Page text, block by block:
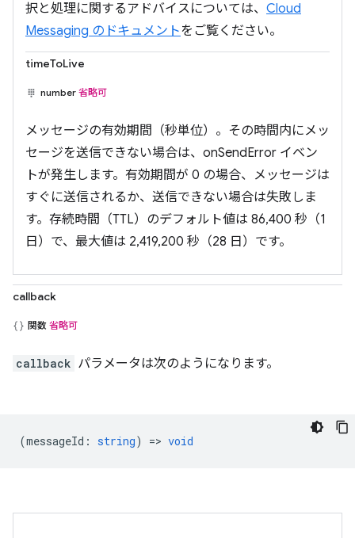
択と処理に関するアドバイスについては、 Cloud
Messaging のドキュメントをご覧ください。
timeToLive
number 省略可
メッセージの有効期間（秒単位）。その時間内にメッ
セージを送信できない場合は、onSendError イベン
トが発生します。有効期間が 0 の場合、メッセージは
すぐに送信されるか、送信できない場合は失敗しま
す。存続時間（TTL）のデフォルト値は 86,400 秒（1
日）で、最大値は 2,419,200 秒（28 日）です。
callback
関数 省略可
callback パラメータは次のようになります。
(messageId : string) => void